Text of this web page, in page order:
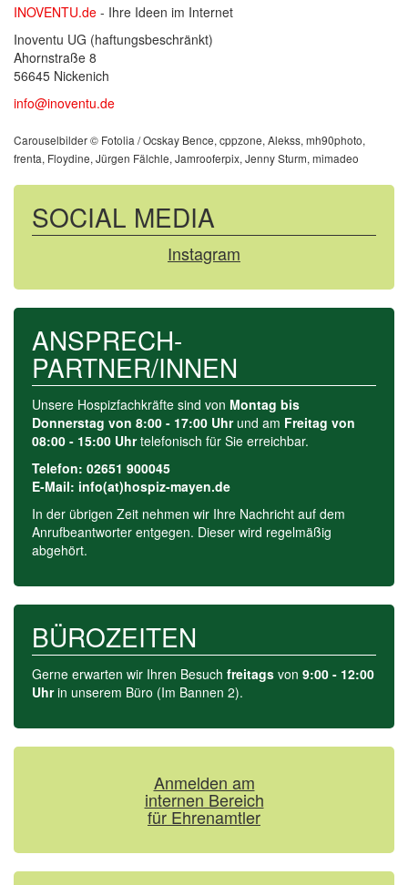
INOVENTU.de - Ihre Ideen im Internet
Inoventu UG (haftungsbeschränkt)
Ahornstraße 8
56645 Nickenich
info@inoventu.de
Carouselbilder © Fotolia / Ocskay Bence, cppzone, Alekss, mh90photo,
frenta, Floydine, Jürgen Fälchle, Jamrooferpix, Jenny Sturm, mimadeo
SOCIAL MEDIA
Instagram
ANSPRECH­-
PARTNER/INNEN
Unsere Hospizfachkräfte sind von Montag bis
Donnerstag von 8:00 - 17:00 Uhrund am Freitag von
08:00 - 15:00 Uhrtelefonisch für Sie erreichbar.
Telefon: 02651 900045
E-Mail: info(at)hospiz-mayen.de
In der übrigen Zeit nehmen wir Ihre Nachricht auf dem
Anrufbeant­worter entgegen. Dieser wird regelmäßig
abgehört.
BÜROZEITEN
Gerne erwarten wir Ihren Besuch freitags von 9:00 - 12:00
Uhrin unserem Büro (Im Bannen 2).
Anmelden am
internen Bereich
für Ehrenamtler